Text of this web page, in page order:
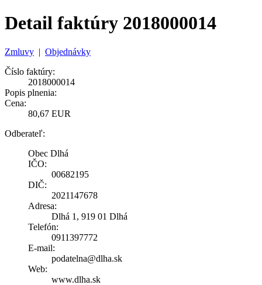
Detail faktúry 2018000014
Zmluvy | Objednávky
Číslo faktúry:
2018000014
Popis plnenia:
Cena:
80,67 EUR
Odberateľ:
Obec Dlhá
IČO:
00682195
DIČ:
2021147678
Adresa:
Dlhá 1, 919 01 Dlhá
Telefón:
0911397772
E-mail:
podatelna@dlha.sk
Web:
www.dlha.sk